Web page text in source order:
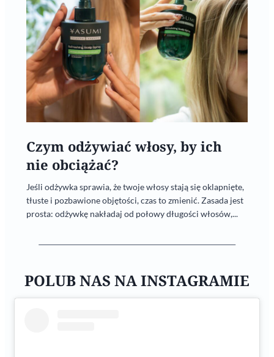
Czym odżywiać włosy, by ich
nie obciążać?
Jeśli odżywka sprawia, że twoje włosy stają się oklapnięte,
tłuste i pozbawione objętości, czas to zmienić. Zasada jest
prosta: odżywkę nakładaj od połowy długości włosów,...
POLUB NAS NA INSTAGRAMIE